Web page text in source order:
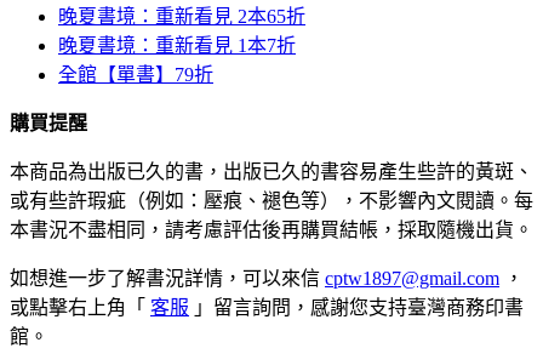
晚夏書境：重新看見 2本65折
晚夏書境：重新看見 1本7折
全館【單書】79折
購買提醒
本商品為出版已久的書，出版已久的書容易產生些許的黃斑、
或有些許瑕疵（例如：壓痕、褪色等），不影響內文閱讀。每
本書況不盡相同，請考慮評估後再購買結帳，採取隨機出貨。
如想進一步了解書況詳情，可以來信 cptw1897@gmail.com ，
或點擊右上角「 客服 」留言詢問，感謝您支持臺灣商務印書
館。